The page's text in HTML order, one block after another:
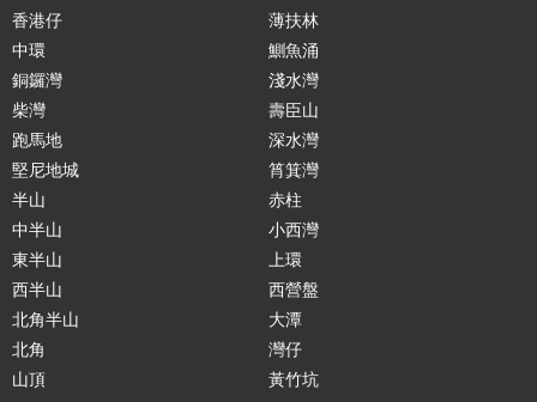
香港仔
中環
銅鑼灣
柴灣
跑馬地
堅尼地城
半山
中半山
東半山
西半山
北角半山
北角
山頂
薄扶林
鰂魚涌
淺水灣
壽臣山
深水灣
筲箕灣
赤柱
小西灣
上環
西營盤
大潭
灣仔
黃竹坑